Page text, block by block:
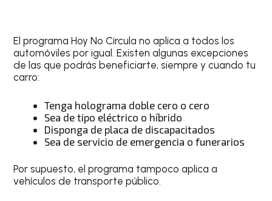
El programa Hoy No Circula no aplica a todos los
automóviles por igual. Existen algunas excepciones
de las que podrás beneficiarte, siempre y cuando tu
carro:
Tenga holograma doble cero o cero
Sea de tipo eléctrico o híbrido
Disponga de placa de discapacitados
Sea de servicio de emergencia o funerarios
Por supuesto, el programa tampoco aplica a
vehículos de transporte público.